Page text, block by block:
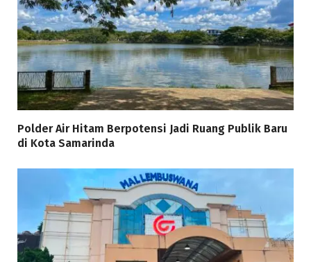
Polder Air Hitam Berpotensi Jadi Ruang Publik Baru
di Kota Samarinda